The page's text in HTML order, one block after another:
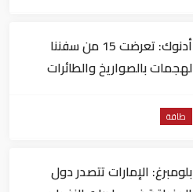
أدنوك: تعرضت 15 من سفننا
لهجمات بالصواريخ والطائرات
طاقة
بلومبرغ: الإمارات تتصدر دول